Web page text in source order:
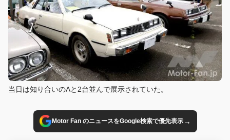
当日は知り合いのΛと2台並んで展示されていた。
Motor Fan のニュースをGoogle検索で優先表示→